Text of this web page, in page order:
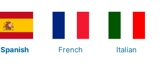
Spanish French Italian